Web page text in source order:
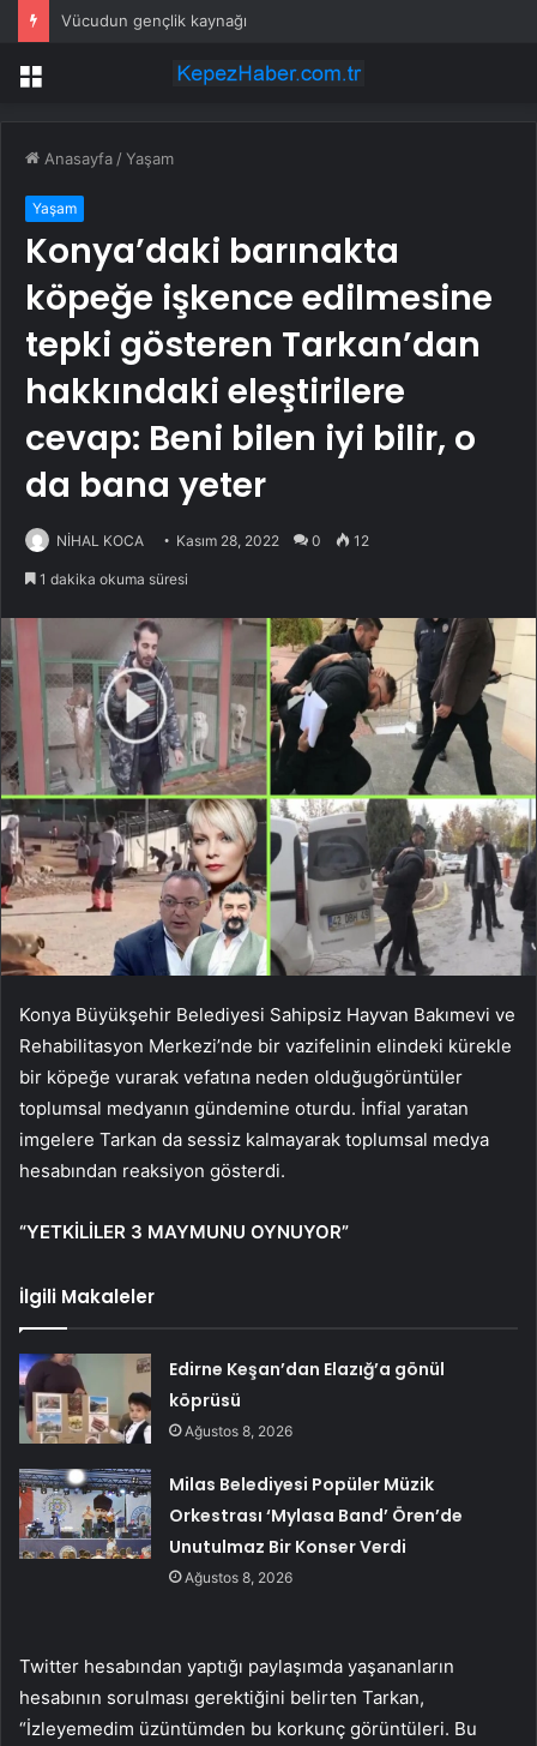
Vücudun gençlik kaynağı
Menü
Anasayfa /Yaşam
Yaşam
Konya’daki barınakta
köpeğe işkence edilmesine
tepki gösteren Tarkan’dan
hakkındaki eleştirilere
cevap: Beni bilen iyi bilir, o
da bana yeter
NİHAL KOCA Kasım 28, 2022 0 12
1 dakika okuma süresi
Konya Büyükşehir Belediyesi Sahipsiz Hayvan Bakımevi ve
Rehabilitasyon Merkezi’nde bir vazifelinin elindeki kürekle
bir köpeğe vurarak vefatına neden olduğugörüntüler
toplumsal medyanın gündemine oturdu. İnfial yaratan
imgelere Tarkan da sessiz kalmayarak toplumsal medya
hesabından reaksiyon gösterdi.
“YETKİLİLER 3 MAYMUNU OYNUYOR”
İlgili Makaleler
Edirne Keşan’dan Elazığ’a gönül
köprüsü
Ağustos 8, 2026
Milas Belediyesi Popüler Müzik
Orkestrası ‘Mylasa Band’ Ören’de
Unutulmaz Bir Konser Verdi
Ağustos 8, 2026
Twitter hesabından yaptığı paylaşımda yaşananların
hesabının sorulması gerektiğini belirten Tarkan,
“İzleyemedim üzüntümden bu korkunç görüntüleri. Bu